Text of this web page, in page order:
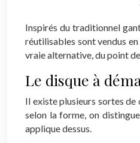
Inspirés du traditionnel
réutilisables sont vendus
vraie alternative, du point
Le disque à
Il existe plusieurs sortes
selon la forme, on
applique dessus.